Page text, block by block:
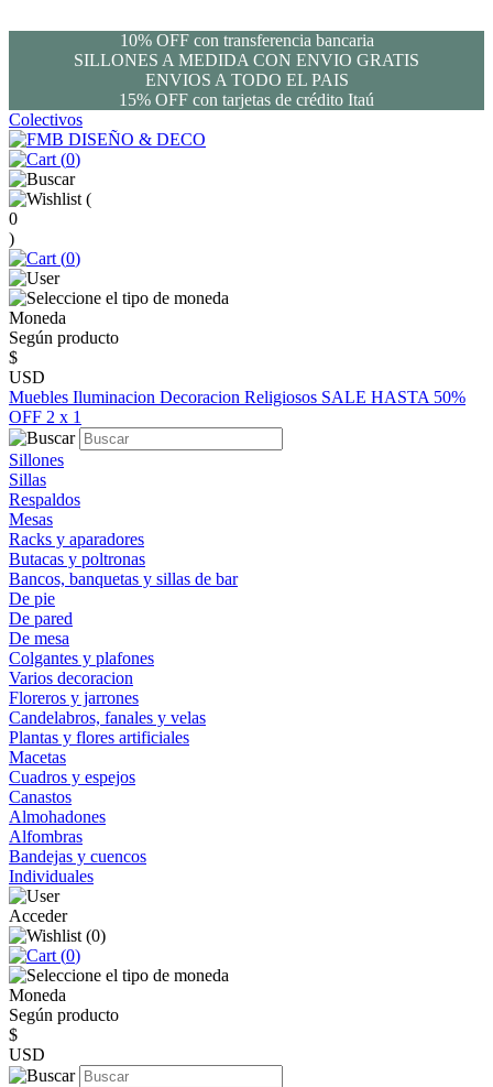
10% OFF con transferencia bancaria
SILLONES A MEDIDA CON ENVIO GRATIS
ENVIOS A TODO EL PAIS
15% OFF con tarjetas de crédito Itaú
Colectivos
(0)
(
0
)
(0)
Moneda
Según producto
$
USD
Muebles Iluminacion Decoracion Religiosos SALE HASTA 50%
OFF 2 x 1
Sillones
Sillas
Respaldos
Mesas
Racks y aparadores
Butacas y poltronas
Bancos, banquetas y sillas de bar
De pie
De pared
De mesa
Colgantes y plafones
Varios decoracion
Floreros y jarrones
Candelabros, fanales y velas
Plantas y flores artificiales
Macetas
Cuadros y espejos
Canastos
Almohadones
Alfombras
Bandejas y cuencos
Individuales
Acceder
(0)
(0)
Moneda
Según producto
$
USD